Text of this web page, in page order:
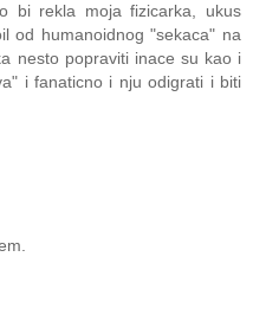
bi rekla moja fizicarka, ukus
od humanoidnog "sekaca" na
nesto popraviti inace su kao i
i fanaticno i nju odigrati i biti